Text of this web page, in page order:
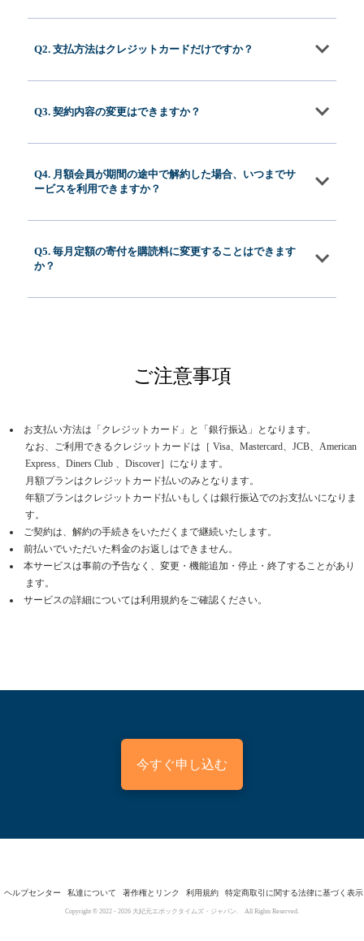
Q2. 支払方法はクレジットカードだけですか？
Q3. 契約内容の変更はできますか？
Q4. 月額会員が期間の途中で解約した場合、いつまでサ
ービスを利用できますか？
Q5. 毎月定額の寄付を購読料に変更することはできます
か？
ご注意事項
お支払い方法は「クレジットカード」と「銀行振込」となります。
なお、ご利用できるクレジットカードは［ Visa、Mastercard、JCB、American
Express、Diners Club 、Discover］になります。
月額プランはクレジットカード払いのみとなります。
年額プランはクレジットカード払いもしくは銀行振込でのお支払いになりま
す。
ご契約は、解約の手続きをいただくまで継続いたします。
前払いでいただいた料金のお返しはできません。
本サービスは事前の予告なく、変更・機能追加・停止・終了することがあり
ます。
サービスの詳細については利用規約をご確認ください。
今すぐ申し込む
ヘルプセンター 私達について 著作権とリンク 利用規約 特定商取引に関する法律に基づく表示
Copyright © 2022 - 2026 大紀元エポックタイムズ・ジャパン. All Rights Reserved.